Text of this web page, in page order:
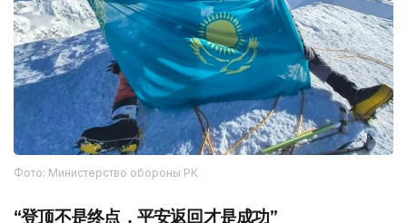
Фото: Министерство обороны РК
“登顶不是终点，平安返回才是成功”